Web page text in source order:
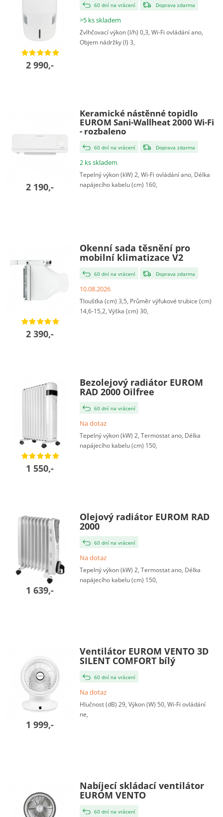
2 990,-
60 dní na vrácení Doprava zdarma
>5 ks skladem
Zvlhčovací výkon (l/h) 0,3, Wi-Fi ovládání ano,
Objem nádržky (l) 3,
2 190,-
Keramické nástěnné topidlo
EUROM Sani-Wallheat 2000 Wi-Fi
- rozbaleno
60 dní na vrácení Doprava zdarma
2 ks skladem
Tepelný výkon (kW) 2, Wi-Fi ovládání ano, Délka
napájecího kabelu (cm) 160,
2 390,-
Okenní sada těsnění pro
mobilní klimatizace V2
60 dní na vrácení Doprava zdarma
10.08.2026
Tloušťka (cm) 3,5, Průměr výfukové trubice (cm)
14,6-15,2, Výška (cm) 30,
1 550,-
Bezolejový radiátor EUROM
RAD 2000 Oilfree
60 dní na vrácení
Na dotaz
Tepelný výkon (kW) 2, Termostat ano, Délka
napájecího kabelu (cm) 150,
1 639,-
Olejový radiátor EUROM RAD
2000
60 dní na vrácení
Na dotaz
Tepelný výkon (kW) 2, Termostat ano, Délka
napájecího kabelu (cm) 150,
1 999,-
Ventilátor EUROM VENTO 3D
SILENT COMFORT bílý
60 dní na vrácení
Na dotaz
Hlučnost (dB) 29, Výkon (W) 50, Wi-Fi ovládání
ne,
Nabíjecí skládací ventilátor
EUROM VENTO
60 dní na vrácení